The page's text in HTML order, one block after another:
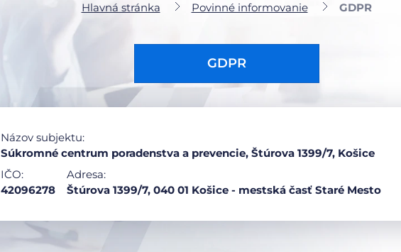
Hlavná stránka Povinné informovanie GDPR
GDPR
Názov subjektu:
Súkromné centrum poradenstva a prevencie, Štúrova 1399/7, Košice
IČO:
42096278
Adresa:
Štúrova 1399/7, 040 01 Košice - mestská časť Staré Mesto